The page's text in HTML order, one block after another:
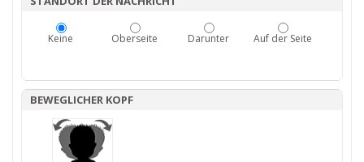
Keine Oberseite Darunter Auf der Seite
BEWEGLICHER KOPF